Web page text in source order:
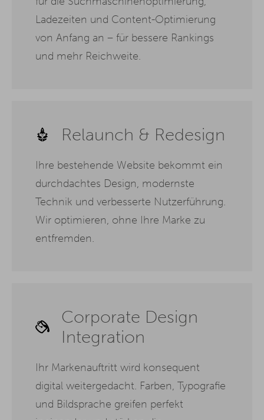
Ladezeiten und Content-Optimierung
von Anfang an – für bessere Rankings
und mehr Reichweite.
Relaunch & Redesign
Ihre bestehende Website bekommt ein
durchdachtes Design, modernste
Technik und verbesserte Nutzerführung.
Wir optimieren, ohne Ihre Marke zu
entfremden.
Corporate Design
Integration
Ihr Markenauftritt wird konsequent
digital weitergedacht. Farben, Typografie
und Bildsprache greifen perfekt